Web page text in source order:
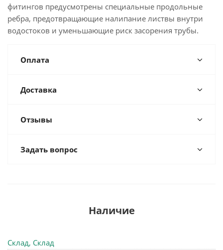
фитингов предусмотрены специальные продольные
ребра, предотвращающие налипание листвы внутри
водостоков и уменьшающие риск засорения трубы.
Оплата
Доставка
Отзывы
Задать вопрос
Наличие
Склад, Склад